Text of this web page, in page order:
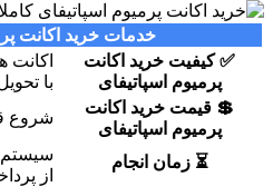
خدمات خرید اکانت
✅ کیفیت خرید اکانت
پرمیوم اسپاتیفای
اکانت
با
💲 قیمت خرید اکانت
پرمیوم اسپاتیفای
شروع قیمت
⏳ زمان انجام
سیستم
از